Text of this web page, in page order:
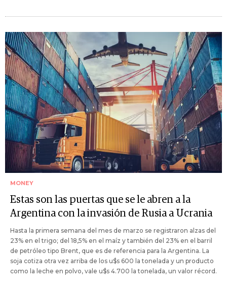
MONEY
Estas son las puertas que se le abren a la
Argentina con la invasión de Rusia a Ucrania
Hasta la primera semana del mes de marzo se registraron alzas del
23% en el trigo; del 18,5% en el maíz y también del 23% en el barril
de petróleo tipo Brent, que es de referencia para la Argentina. La
soja cotiza otra vez arriba de los u$s 600 la tonelada y un producto
como la leche en polvo, vale u$s 4.700 la tonelada, un valor récord.